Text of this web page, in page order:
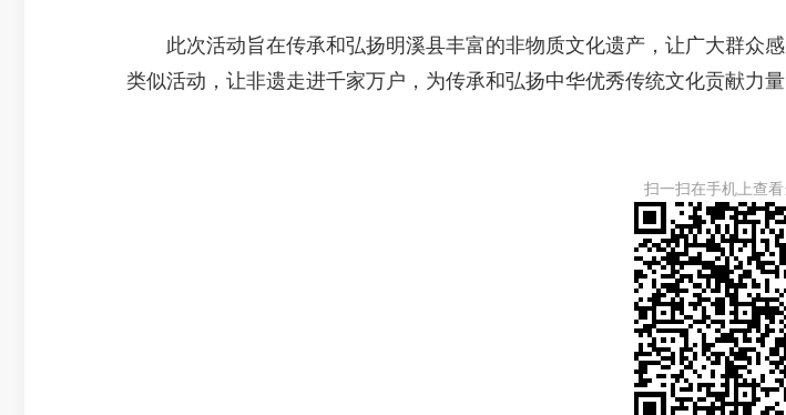
此次活动旨在传承和弘扬明溪县丰富的非物质文化遗产，让广大群众
类似活动，让非遗走进千家万户，为传承和弘扬中华优秀传统文化贡献力量
扫一扫在手机上查